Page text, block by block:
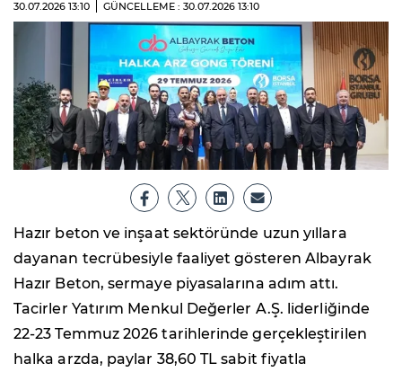
30.07.2026 13:10 GÜNCELLEME : 30.07.2026 13:10
Hazır beton ve inşaat sektöründe uzun yıllara
dayanan tecrübesiyle faaliyet gösteren Albayrak
Hazır Beton, sermaye piyasalarına adım attı.
Tacirler Yatırım Menkul Değerler A.Ş. liderliğinde
22-23 Temmuz 2026 tarihlerinde gerçekleştirilen
halka arzda, paylar 38,60 TL sabit fiyatla